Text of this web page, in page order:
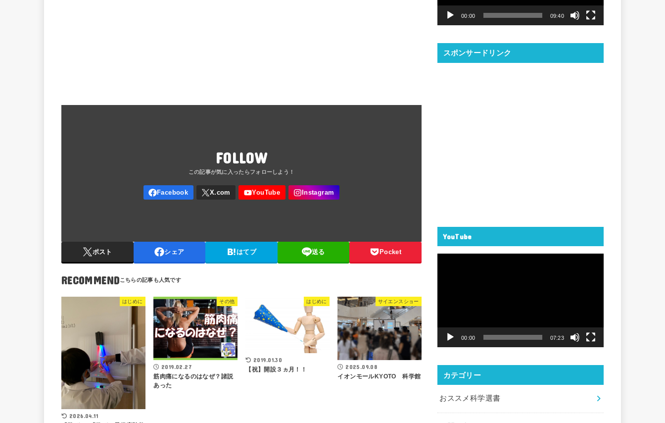
FOLLOW
ポスト シェア はてブ 送る Pocket
RECOMMEND
はじめに
2026.04.11
その他
2019.02.27
筋肉痛になるのはなぜ？諸説
あった
はじめに
2019.01.30
【祝】開設３ヵ月！！
サイエンスショー
2025.09.08
イオンモールKYOTO 科学館
ヤ
00:00 09:40
スポンサードリンク
YouTube
ヤ
00:00 07:23
カテゴリー
おススメ科学選書